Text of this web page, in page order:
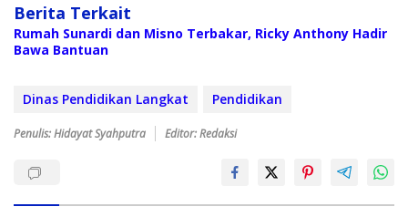
Berita Terkait
Rumah Sunardi dan Misno Terbakar, Ricky Anthony Hadir
Bawa Bantuan
Dinas Pendidikan Langkat Pendidikan
Penulis: Hidayat Syahputra Editor: Redaksi